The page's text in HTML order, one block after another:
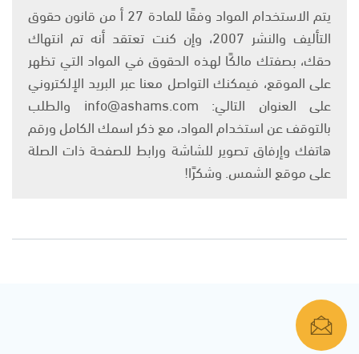
يتم الاستخدام المواد وفقًا للمادة 27 أ من قانون حقوق
التأليف والنشر 2007، وإن كنت تعتقد أنه تم انتهاك
حقك، بصفتك مالكًا لهذه الحقوق في المواد التي تظهر
على الموقع، فيمكنك التواصل معنا عبر البريد الإلكتروني
على العنوان التالي: info@ashams.com والطلب
بالتوقف عن استخدام المواد، مع ذكر اسمك الكامل ورقم
هاتفك وإرفاق تصوير للشاشة ورابط للصفحة ذات الصلة
على موقع الشمس. وشكرًا!